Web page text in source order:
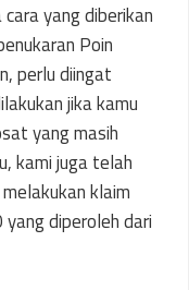
yang diberikan
Poin
perlu diingat
jika kamu
yang masih
kami juga telah
klaim
diperoleh dari